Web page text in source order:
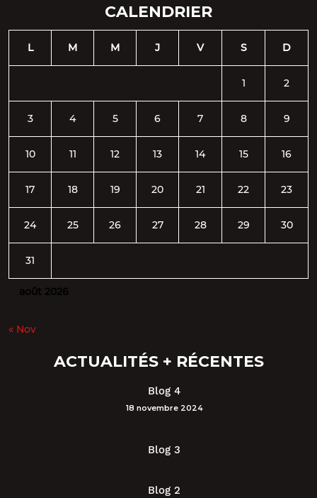
CALENDRIER
août 2026
L M M J V S D
1 2
3 4 5 6 7 8 9
10 11 12 13 14 15 16
17 18 19 20 21 22 23
24 25 26 27 28 29 30
31
« Nov
ACTUALITÉS + RÉCENTES
Blog 4
18 novembre 2024
Blog 3
Blog 2